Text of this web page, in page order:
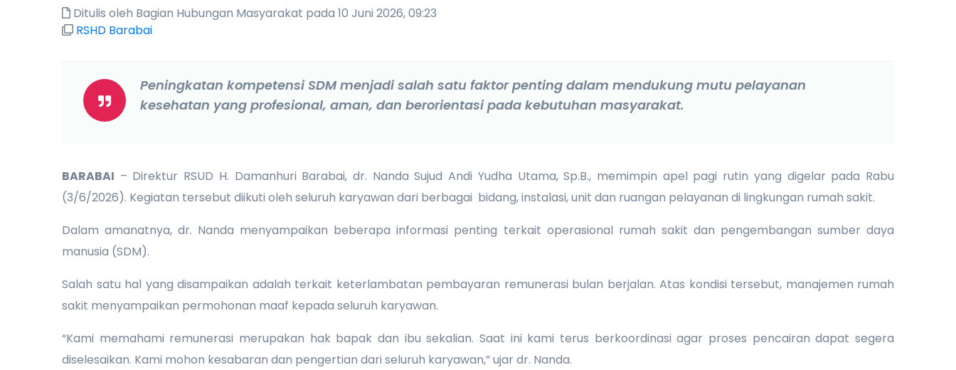
Ditulis oleh Bagian Hubungan Masyarakat pada 10 Juni 2026, 09:23
RSHD Barabai
Peningkatan kompetensi SDM menjadi salah satu faktor penting dalam mendukung mutu pelayanan
kesehatan yang profesional, aman, dan berorientasi pada kebutuhan masyarakat.
BARABAI – Direktur RSUD H. Damanhuri Barabai, dr. Nanda Sujud Andi Yudha Utama, Sp.B., memimpin apel pagi rutin yang digelar pada Rabu
(3/6/2026). Kegiatan tersebut diikuti oleh seluruh karyawan dari berbagai bidang, instalasi, unit dan ruangan pelayanan di lingkungan rumah sakit.
Dalam amanatnya, dr. Nanda menyampaikan beberapa informasi penting terkait operasional rumah sakit dan pengembangan sumber daya
manusia (SDM).
Salah satu hal yang disampaikan adalah terkait keterlambatan pembayaran remunerasi bulan berjalan. Atas kondisi tersebut, manajemen rumah
sakit menyampaikan permohonan maaf kepada seluruh karyawan.
“Kami memahami remunerasi merupakan hak bapak dan ibu sekalian. Saat ini kami terus berkoordinasi agar proses pencairan dapat segera
diselesaikan. Kami mohon kesabaran dan pengertian dari seluruh karyawan,” ujar dr. Nanda.